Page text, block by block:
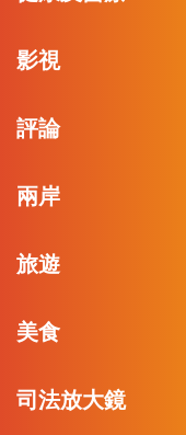
影視
評論
兩岸
旅遊
美食
司法放大鏡